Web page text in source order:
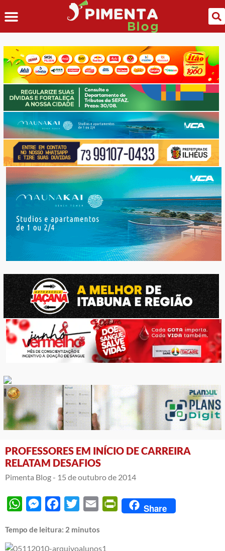
PROFESSORES EM INÍCIO DE CARREIRA
RELATAM DESAFIOS
Pimenta Blog - 15 de outubro de 2014
WhatsAppMessengerFacebook
Twitter Email PrintFriendly
Share
Tempo de leitura: 2 minutos